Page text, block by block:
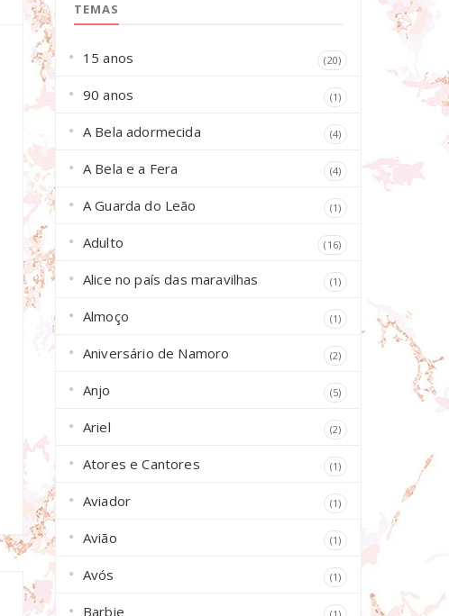
TEMAS
15 anos (20)
90 anos (1)
A Bela adormecida (4)
A Bela e a Fera (4)
A Guarda do Leão (1)
Adulto (16)
Alice no país das maravilhas (1)
Almoço (1)
Aniversário de Namoro (2)
Anjo (5)
Ariel (2)
Atores e Cantores (1)
Aviador (1)
Avião (1)
Avós (1)
Barbie